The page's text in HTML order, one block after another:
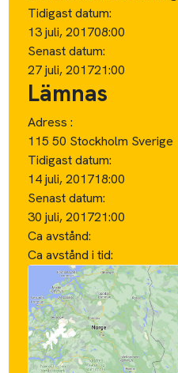
Tidigast datum:
13 juli, 201708:00
Senast datum:
27 juli, 201721:00
Lämnas
Adress :
115 50 Stockholm Sverige
Tidigast datum:
14 juli, 201718:00
Senast datum:
30 juli, 201721:00
Ca avstånd:
Ca avstånd i tid: